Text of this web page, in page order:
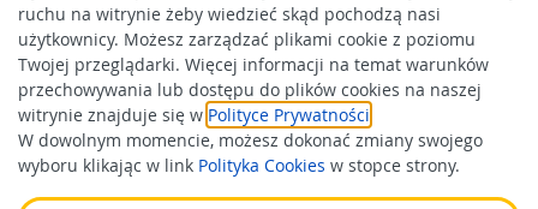
ruchu na witrynie żeby wiedzieć skąd pochodzą nasi
użytkownicy. Możesz zarządzać plikami cookie z poziomu
Twojej przeglądarki. Więcej informacji na temat warunków
przechowywania lub dostępu do plików cookies na naszej
witrynie znajduje się w Polityce Prywatności
W dowolnym momencie, możesz dokonać zmiany swojego
wyboru klikając w link Polityka Cookies w stopce strony.
Polityka prywatności
Polityka Cookies
Odbiór zużytego sprzętu
Wspierają nas: